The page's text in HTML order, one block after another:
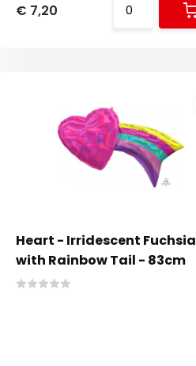
€ 7,20
Heart - Irridescent Fuchsia
with Rainbow Tail - 83cm